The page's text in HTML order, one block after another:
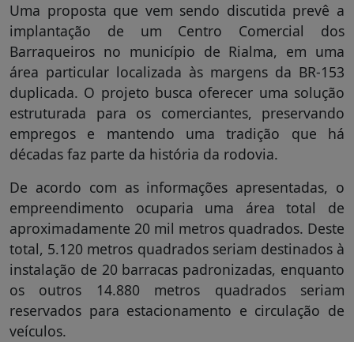
Uma proposta que vem sendo discutida prevê a
implantação de um Centro Comercial dos
Barraqueiros no município de Rialma, em uma
área particular localizada às margens da BR-153
duplicada. O projeto busca oferecer uma solução
estruturada para os comerciantes, preservando
empregos e mantendo uma tradição que há
décadas faz parte da história da rodovia.
De acordo com as informações apresentadas, o
empreendimento ocuparia uma área total de
aproximadamente 20 mil metros quadrados. Deste
total, 5.120 metros quadrados seriam destinados à
instalação de 20 barracas padronizadas, enquanto
os outros 14.880 metros quadrados seriam
reservados para estacionamento e circulação de
veículos.